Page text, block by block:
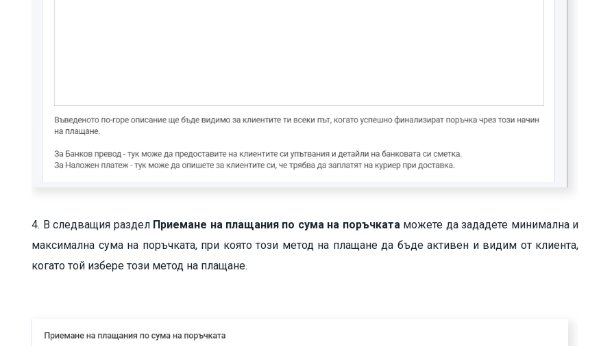
4. В следващия раздел Приемане на плащания по сума на поръчкатаможете да зададете минимална и
максимална сума на поръчката, при която този метод на плащане да бъде активен и видим от клиента,
когато той избере този метод на плащане.